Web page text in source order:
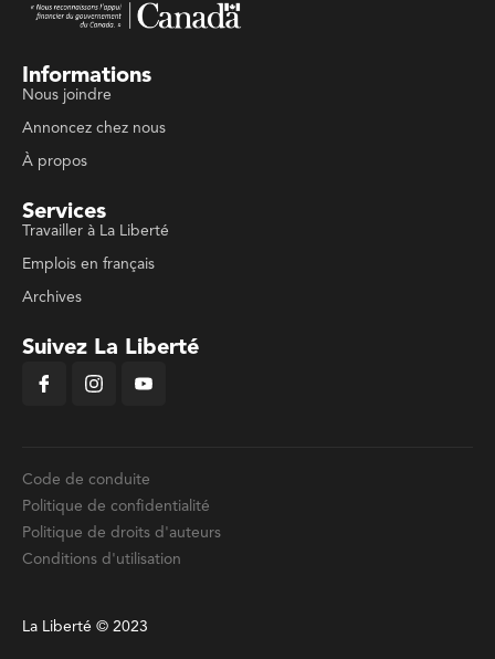
Informations
Nous joindre
Annoncez chez nous
À propos
Services
Travailler à La Liberté
Emplois en français
Archives
Suivez La Liberté
Code de conduite
Politique de confidentialité
Politique de droits d'auteurs
Conditions d'utilisation
La Liberté © 2023